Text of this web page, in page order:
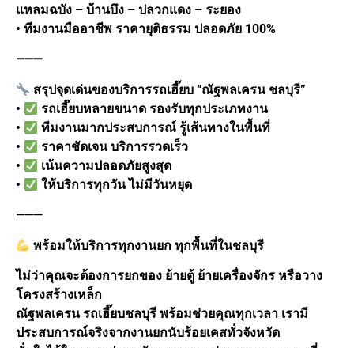
แหลมฉบัง – บ้านบึง – ปลวกแดง – ระยอง
• ทีมงานมืออาชีพ ราคายุติธรรม ปลอดภัย 100%
⸻
สรุปจุดเด่นของบริการรถเฮี๊ยบ “ณัฐพลเครน ชลบุรี”
•
รถเฮี๊ยบหลายขนาด รองรับทุกประเภทงาน
•
ทีมงานมากประสบการณ์ รู้เส้นทางในพื้นที่
•
ราคาชัดเจน บริการรวดเร็ว
•
เน้นความปลอดภัยสูงสุด
•
ให้บริการทุกวัน ไม่มีวันหยุด
⸻
พร้อมให้บริการทุกงานยก ทุกพื้นที่ในชลบุรี
ไม่ว่าคุณจะต้องการยกของ ย้ายตู้ ย้ายเครื่องจักร หรือวาง
โครงสร้างเหล็ก
ณัฐพลเครน รถเฮี๊ยบชลบุรี พร้อมช่วยคุณทุกเวลา เรามี
ประสบการณ์จริงจากงานยกนับร้อยเคสทั่วจังหวัด